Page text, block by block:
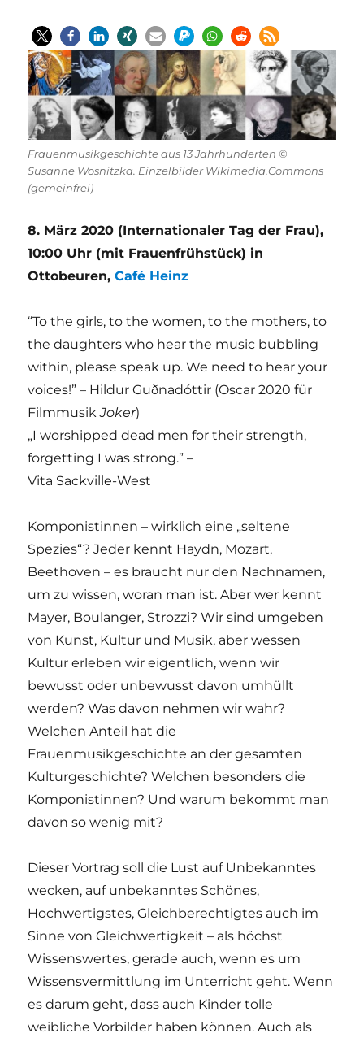
Frauenmusikgeschichte aus 13 Jahrhunderten ©
Susanne Wosnitzka. Einzelbilder Wikimedia.Commons
(gemeinfrei)
8. März 2020 (Internationaler Tag der Frau),
10:00 Uhr (mit Frauenfrühstück) in
Ottobeuren,Café Heinz
“To the girls, to the women, to the mothers, to
the daughters who hear the music bubbling
within, please speak up. We need to hear your
voices!” – Hildur Guðnadóttir (Oscar 2020 für
FilmmusikJoker)
„I worshipped dead men for their strength,
forgetting I was strong.” –
Vita Sackville-West
Komponistinnen – wirklich eine „seltene
Spezies“? Jeder kennt Haydn, Mozart,
Beethoven – es braucht nur den Nachnamen,
um zu wissen, woran man ist. Aber wer kennt
Mayer, Boulanger, Strozzi? Wir sind umgeben
von Kunst, Kultur und Musik, aber wessen
Kultur erleben wir eigentlich, wenn wir
bewusst oder unbewusst davon umhüllt
werden? Was davon nehmen wir wahr?
Welchen Anteil hat die
Frauenmusikgeschichte an der gesamten
Kulturgeschichte? Welchen besonders die
Komponistinnen? Und warum bekommt man
davon so wenig mit?
Dieser Vortrag soll die Lust auf Unbekanntes
wecken, auf unbekanntes Schönes,
Hochwertigstes, Gleichberechtigtes auch im
Sinne von Gleichwertigkeit – als höchst
Wissenswertes, gerade auch, wenn es um
Wissensvermittlung im Unterricht geht. Wenn
es darum geht, dass auch Kinder tolle
weibliche Vorbilder haben können. Auch als